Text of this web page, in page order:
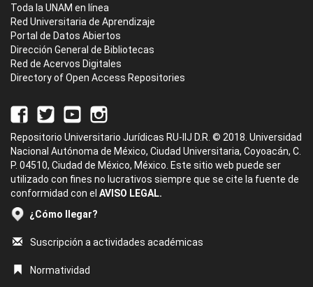
Toda la UNAM en línea
Red Universitaria de Aprendizaje
Portal de Datos Abiertos
Dirección General de Bibliotecas
Red de Acervos Digitales
Directory of Open Access Repositories
Repositorio Universitario Jurídicas RU-IIJ D.R. © 2018. Universidad
Nacional Autónoma de México, Ciudad Universitaria, Coyoacán, C.
P. 04510, Ciudad de México, México. Este sitio web puede ser
utilizado con fines no lucrativos siempre que se cite la fuente de
conformidad con el AVISO LEGAL.
¿Cómo llegar?
Suscripción a actividades académicas
Normatividad